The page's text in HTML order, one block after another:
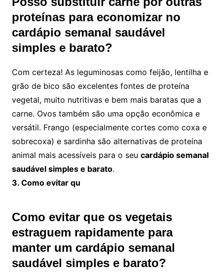
proteínas para economizar no
cardápio semanal saudável
simples e barato?
Com certeza! As leguminosas como feijão, lentilha e
grão de bico são excelentes fontes de proteína
vegetal, muito nutritivas e bem mais baratas que a
carne. Ovos também são uma opção econômica e
versátil. Frango (especialmente cortes como coxa e
sobrecoxa) e sardinha são alternativas de proteína
animal mais acessíveis para o seu cardápio semanal
saudável simples e barato.
3. Como evitar qu
Como evitar que os vegetais
estraguem rapidamente para
manter um cardápio semanal
saudável simples e barato?